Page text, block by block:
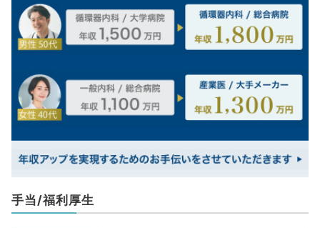
手当/福利厚生